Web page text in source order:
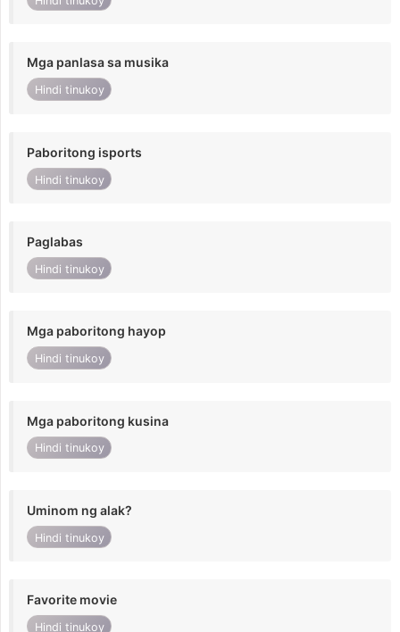
Mga panlasa sa musika
Hindi tinukoy
Paboritong isports
Hindi tinukoy
Paglabas
Hindi tinukoy
Mga paboritong hayop
Hindi tinukoy
Mga paboritong kusina
Hindi tinukoy
Uminom ng alak?
Hindi tinukoy
Favorite movie
Hindi tinukoy